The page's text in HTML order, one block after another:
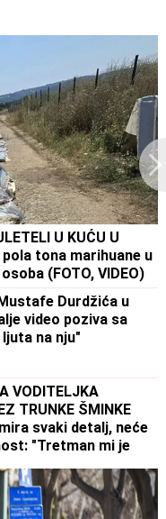
U KUĆU U
pola tona marihuane u
(FOTO, VIDEO)
Durdžića u
video poziva sa
na nju"
VODITELJKA
TRUNKE ŠMINKE
svaki detalj, neće
"Tretman mi je